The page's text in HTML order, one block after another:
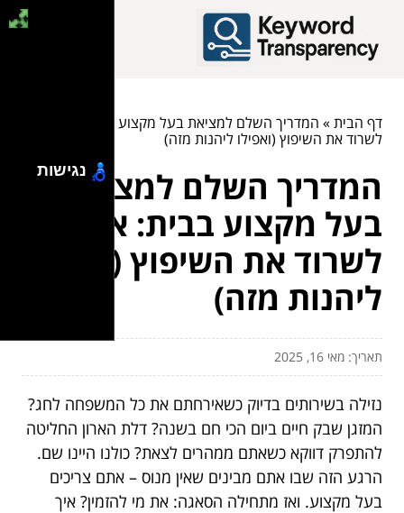
דף הבית» המדריך השלם למציאת בעל מקצוע בבית: איך
לשרוד את השיפוץ (ואפילו ליהנות מזה)
המדריך השלם למציאת
בעל מקצוע בבית: איך
לשרוד את השיפוץ (ואפילו
ליהנות מזה)
תאריך: מאי 16, 2025
נזילה בשירותים בדיוק כשאירחתם את כל המשפחה לחג?
המזגן שבק חיים ביום הכי חם בשנה? דלת הארון החליטה
להתפרק דווקא כשאתם ממהרים לצאת? כולנו היינו שם.
הרגע הזה שבו אתם מבינים שאין מנוס – אתם צריכים
בעל מקצוע. ואז מתחילה הסאגה: את מי להזמין? איך
נגישות